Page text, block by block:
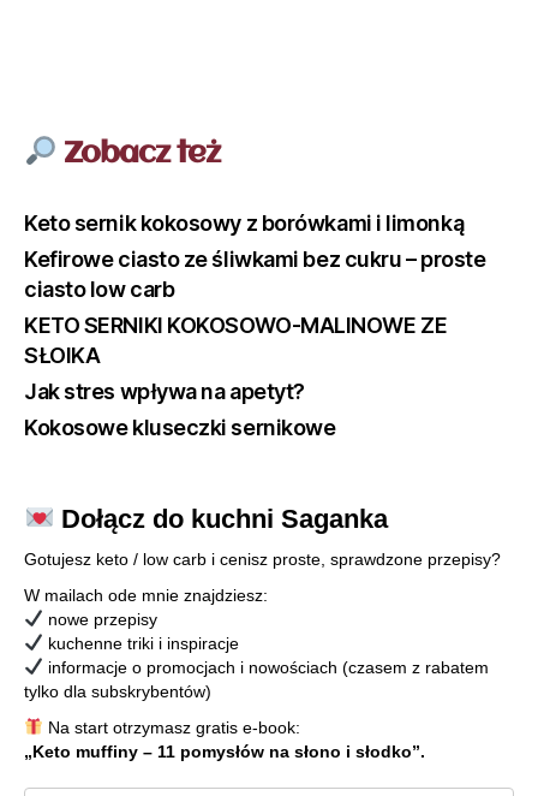
Zobacz też
Keto sernik kokosowy z borówkami i limonką
Kefirowe ciasto ze śliwkami bez cukru – proste
ciasto low carb
KETO SERNIKI KOKOSOWO-MALINOWE ZE
SŁOIKA
Jak stres wpływa na apetyt?
Kokosowe kluseczki sernikowe
Dołącz do kuchni Saganka
Gotujesz keto / low carb i cenisz proste, sprawdzone przepisy?
W mailach ode mnie znajdziesz:
nowe przepisy
kuchenne triki i inspiracje
informacje o promocjach i nowościach (czasem z rabatem
tylko dla subskrybentów)
Na start otrzymasz gratis e-book:
„Keto muffiny – 11 pomysłów na słono i słodko”.